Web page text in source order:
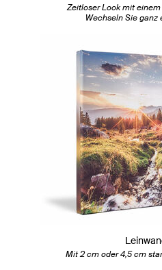
Zeitloser Look mit
Wechseln Sie ganz
Mit 2 cm oder 4,5 cm